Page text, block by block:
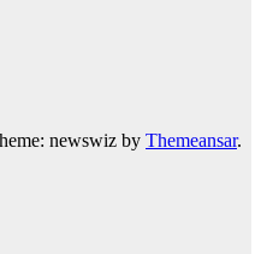
newswiz by Themeansar.